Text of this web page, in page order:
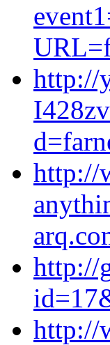
http://
http://
http://
http://